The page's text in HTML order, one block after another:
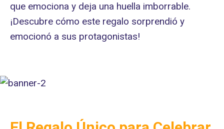
que emociona y deja una huella imborrable.
¡Descubre cómo este regalo sorprendió y
emocionó a sus protagonistas!